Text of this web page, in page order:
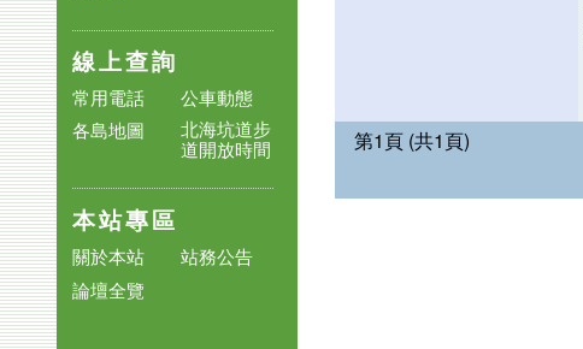
線上查詢
常用電話
公車動態
各島地圖
北海坑道步
道開放時間
本站專區
關於本站
站務公告
論壇全覽
第1頁 (共1頁)